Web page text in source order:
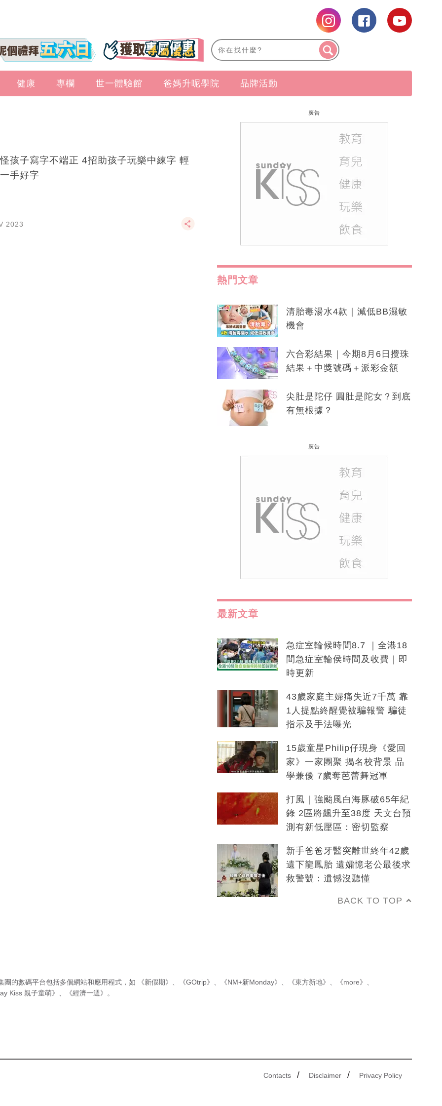
健康 專欄 世一體驗館 爸媽升呢學院 品牌活動
孩子寫字不端正 4招助孩子玩樂中練字 輕
手好字
2023
廣告
熱門文章
清胎毒湯水4款｜減低BB濕敏
機會
六合彩結果｜今期8月6日攪珠
結果＋中獎號碼＋派彩金額
尖肚是陀仔 圓肚是陀女？到底
有無根據？
廣告
最新文章
急症室輪候時間8.7 ｜全港18
間急症室輪侯時間及收費｜即
時更新
43歲家庭主婦痛失近7千萬 靠
1人提點終醒覺被騙報警 騙徒
指示及手法曝光
15歲童星Philip仔現身《愛回
家》一家團聚 揭名校背景 品
學兼優 7歲奪芭蕾舞冠軍
打風｜強颱風白海豚破65年紀
錄 2區將飆升至38度 天文台預
測有新低壓區：密切監察
新手爸爸牙醫突離世終年42歲
遺下龍鳳胎 遺孀憶老公最後求
救警號：遺憾沒聽懂
BACK TO TOP
團的數碼平台包括多個網站和應用程式，如 《新假期》 《GOtrip》 《NM+新Monday》 《東方新地》 《more》
Kiss 親子童萌》
《經濟一週》 。
Contacts / Disclaimer / Privacy Policy